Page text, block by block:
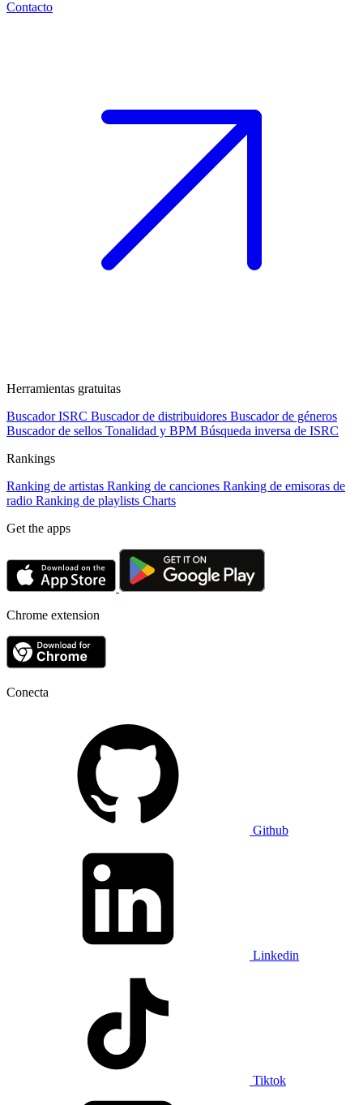
Contacto
Herramientas gratuitas
Buscador ISRC Buscador de distribuidores Buscador de géneros
Buscador de sellos Tonalidad y BPM Búsqueda inversa de ISRC
Rankings
Ranking de artistas Ranking de canciones Ranking de emisoras de
radio Ranking de playlists Charts
Get the apps
Chrome extension
Conecta
Github
Linkedin
Tiktok